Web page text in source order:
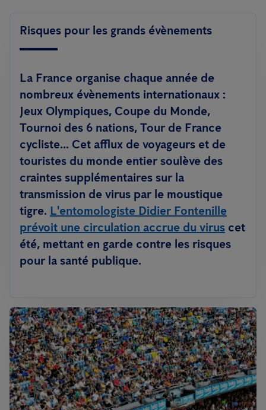
Risques pour les grands évènements
La France organise chaque année de
nombreux évènements internationaux :
Jeux Olympiques, Coupe du Monde,
Tournoi des 6 nations, Tour de France
cycliste... Cet afflux de voyageurs et de
touristes du monde entier soulève des
craintes supplémentaires sur la
transmission de virus par le moustique
tigre. L'entomologiste Didier Fontenille
prévoit une circulation accrue du virus cet
été, mettant en garde contre les risques
pour la santé publique.